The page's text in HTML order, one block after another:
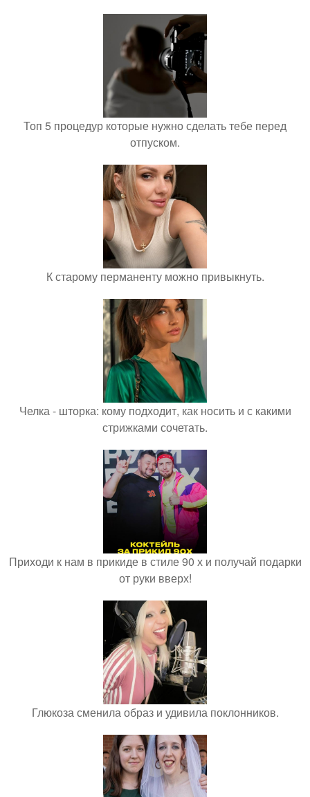
Топ 5 процедур которые нужно сделать тебе перед
отпуском.
К старому перманенту можно привыкнуть.
Челка - шторка: кому подходит, как носить и с какими
стрижками сочетать.
Приходи к нам в прикиде в стиле 90 х и получай подарки
от руки вверх!
Глюкоза сменила образ и удивила поклонников.